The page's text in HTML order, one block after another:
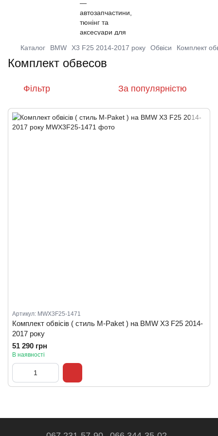
Каталог BMW X3 F25 2014-2017 року Обвіси Комплект
Комплект обвесов
Фільтр За популярністю
Артикул: MWX3F25-1471
Комплект обвісів ( стиль M-Paket ) на BMW X3 F25 2014-
2017 року
51 290 грн
В наявності